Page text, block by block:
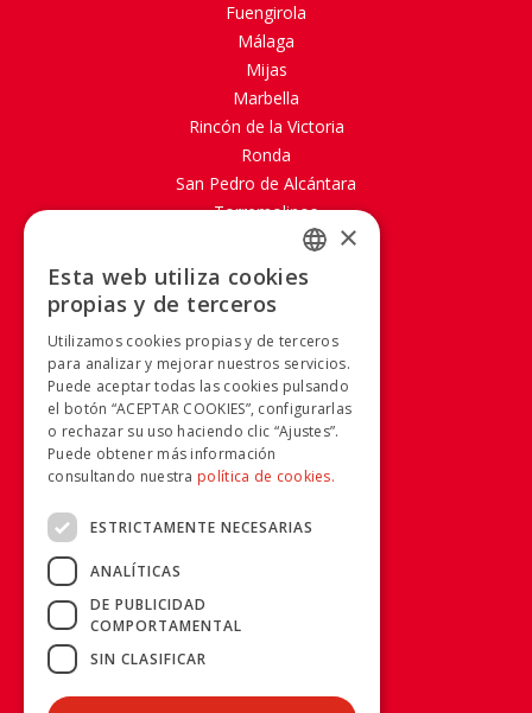
Fuengirola
Málaga
Mijas
Marbella
Rincón de la Victoria
Ronda
San Pedro de Alcántara
Torremolinos
SOBRE AVANZA
Mapa Web
Aviso legal
Política de Cookies
Política de privacidad
Condiciones generales
Condiciones de compra
Calidad y Medio Ambiente
×
Esta web utiliza cookies
propias y de terceros
Utilizamos cookies propias y de terceros
para analizar y mejorar nuestros servicios.
Puede aceptar todas las cookies pulsando
el botón “ACEPTAR COOKIES”, configurarlas
o rechazar su uso haciendo clic “Ajustes”.
Puede obtener más información
consultando nuestra política de cookies.
ESTRICTAMENTE NECESARIAS
ANALÍTICAS
DE PUBLICIDAD
COMPORTAMENTAL
SIN CLASIFICAR